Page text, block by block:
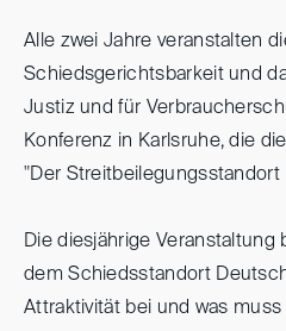
Alle zwei Jahre veranstalten
Schiedsgerichtsbarkeit und
Justiz und für
Konferenz in Karlsruhe, die
"Der
Die diesjährige
dem Schiedsstandort
Attraktivität bei und was